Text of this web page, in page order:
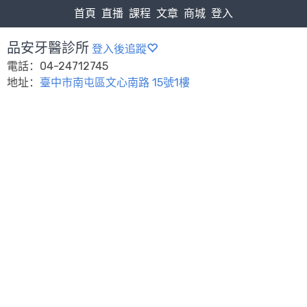
首頁 直播 課程 文章 商城 登入
品安牙醫診所 登入後追蹤
電話：04-24712745
地址： 臺中市南屯區文心南路 15號1樓